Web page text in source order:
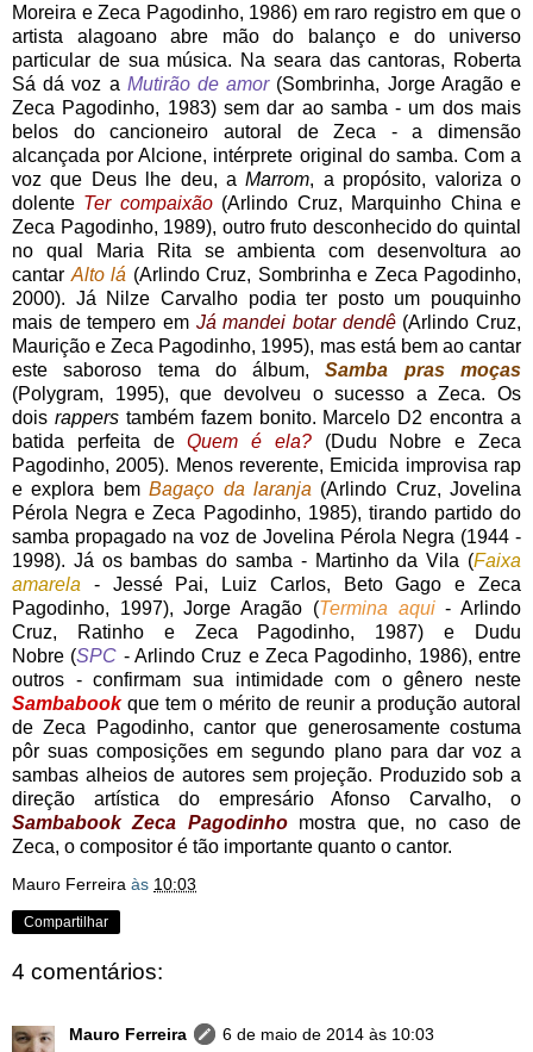
Moreira e Zeca Pagodinho, 1986) em raro registro em que o
artista alagoano abre mão do balanço e do universo
particular de sua música. Na seara das cantoras, Roberta
Sá dá voz a Mutirão de amor (Sombrinha, Jorge Aragão e
Zeca Pagodinho, 1983) sem dar ao samba - um dos mais
belos do cancioneiro autoral de Zeca - a dimensão
alcançada por Alcione, intérprete original do samba. Com a
voz que Deus lhe deu, aMarrom, a propósito, valoriza o
dolente Ter compaixão (Arlindo Cruz, Marquinho China e
Zeca Pagodinho, 1989), outro fruto desconhecido do quintal
no qual Maria Rita se ambienta com desenvoltura ao
cantar Alto lá (Arlindo Cruz, Sombrinha e Zeca Pagodinho,
2000). Já Nilze Carvalho podia ter posto um pouquinho
mais de tempero em Já mandei botar dendê(Arlindo Cruz,
Maurição e Zeca Pagodinho, 1995), mas está bem ao cantar
este saboroso tema do álbum,Samba pras moças
(Polygram, 1995), que devolveu o sucesso a Zeca. Os
dois rapperstambém fazem bonito. Marcelo D2 encontra a
batida perfeita deQuem é ela?(Dudu Nobre e Zeca
Pagodinho, 2005). Menos reverente, Emicida improvisa rap
e explora bemBagaço da laranja (Arlindo Cruz, Jovelina
Pérola Negra e Zeca Pagodinho, 1985), tirando partido do
samba propagado na voz de Jovelina Pérola Negra (1944 -
1998). Já os bambas do samba - Martinho da Vila (Faixa
amarela - Jessé Pai, Luiz Carlos, Beto Gago e Zeca
Pagodinho, 1997), Jorge Aragão (Termina aqui- Arlindo
Cruz, Ratinho e Zeca Pagodinho, 1987) e Dudu
Nobre (SPC - Arlindo Cruz e Zeca Pagodinho, 1986), entre
outros - confirmam sua intimidade com o gênero neste
Sambabookque tem o mérito de reunir a produção autoral
de Zeca Pagodinho, cantor que generosamente costuma
pôr suas composições em segundo plano para dar voz a
sambas alheios de autores sem projeção. Produzido sob a
direção artística do empresário Afonso Carvalho, o
Sambabook Zeca Pagodinhomostra que, no caso de
Zeca, o compositor é tão importante quanto o cantor.
Mauro Ferreira às 10:03
Compartilhar
4 comentários:
Mauro Ferreira 6 de maio de 2014 às 10:03